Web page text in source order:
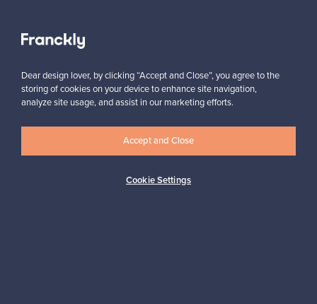
Haluatko inspiroitua designista?
Tilaa
Dear design lover, by clicking “Accept and Close”, you agree to the
storing of cookies on your device to enhance site navigation,
analyze site usage, and assist in our marketing efforts.
Cookie Settings
Accept and Close